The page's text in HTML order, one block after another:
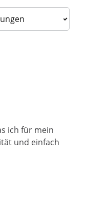
ich für mein
und einfach